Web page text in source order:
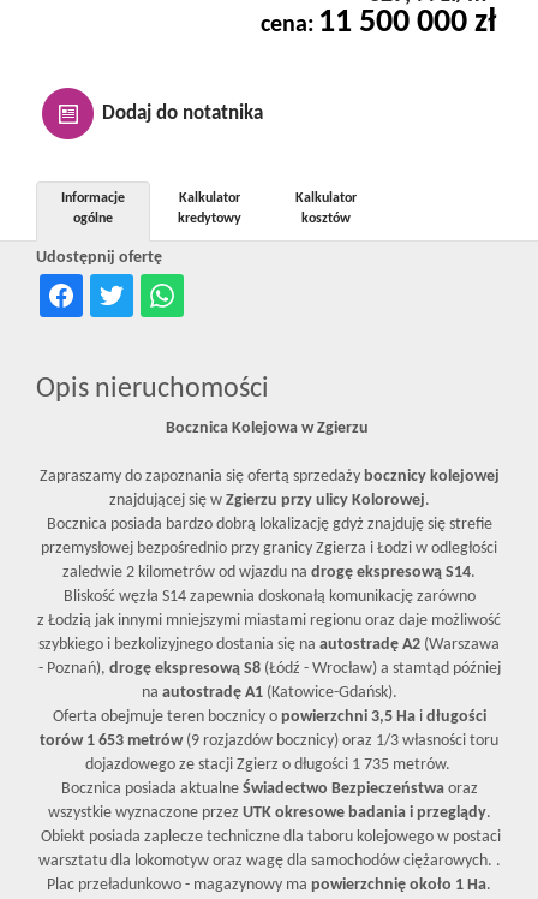
Kontakt
cena: 11 500 000 zł
Dodaj do notatnika
Udostępnij ofertę
Informacje
ogólne
Kalkulator
kredytowy
Kalkulator
kosztów
Opis nieruchomości
Bocznica Kolejowa w Zgierzu
Zapraszamy do zapoznania się ofertą sprzedaży bocznicy kolejowej
znajdującej się w Zgierzu przy ulicy Kolorowej.
Bocznica posiada bardzo dobrą lokalizację gdyż znajduję się strefie
przemysłowej bezpośrednio przy granicy Zgierza i Łodzi w odległości
zaledwie 2 kilometrów od wjazdu na drogę ekspresową S14.
Bliskość węzła S14 zapewnia doskonałą komunikację zarówno
z Łodzią jak innymi mniejszymi miastami regionu oraz daje możliwość
szybkiego i bezkolizyjnego dostania się na autostradę A2 (Warszawa
- Poznań), drogę ekspresową S8(Łódź - Wrocław) a stamtąd później
na autostradę A1(Katowice-Gdańsk).
Oferta obejmuje teren bocznicy o powierzchni 3,5 Ha i długości
torów 1 653 metrów(9 rozjazdów bocznicy) oraz 1/3 własności toru
dojazdowego ze stacji Zgierz o długości 1 735 metrów.
Bocznica posiada aktualne Świadectwo Bezpieczeństwaoraz
wszystkie wyznaczone przez UTK okresowe badania i przeglądy.
Obiekt posiada zaplecze techniczne dla taboru kolejowego w postaci
warsztatu dla lokomotyw oraz wagę dla samochodów ciężarowych. .
Plac przeładunkowo - magazynowy ma powierzchnię około 1 Ha.